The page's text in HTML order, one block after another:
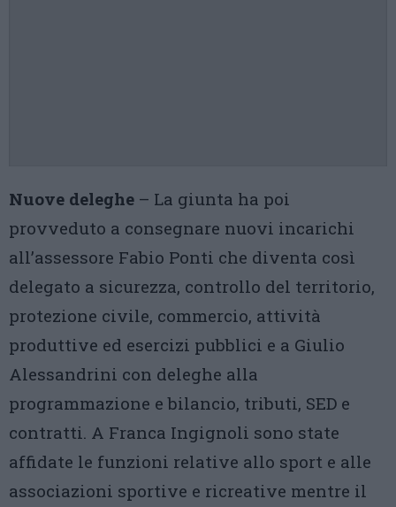
Nuove deleghe – La giunta ha poi
provveduto a consegnare nuovi incarichi
all’assessore Fabio Ponti che diventa così
delegato a sicurezza, controllo del territorio,
protezione civile, commercio, attività
produttive ed esercizi pubblici e a Giulio
Alessandrini con deleghe alla
programmazione e bilancio, tributi, SED e
contratti. A Franca Ingignoli sono state
affidate le funzioni relative allo sport e alle
associazioni sportive e ricreative mentre il